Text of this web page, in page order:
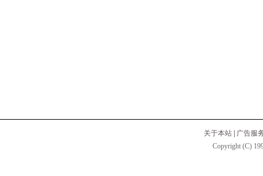
关于本站
广告服
Copyright (C)